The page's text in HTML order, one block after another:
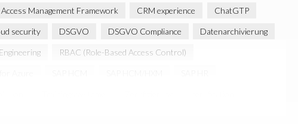
Management Framework CRM experience ChatGTP
security DSGVO DSGVO Compliance Datenarchivierung
RBAC (Role-Based Access Control)